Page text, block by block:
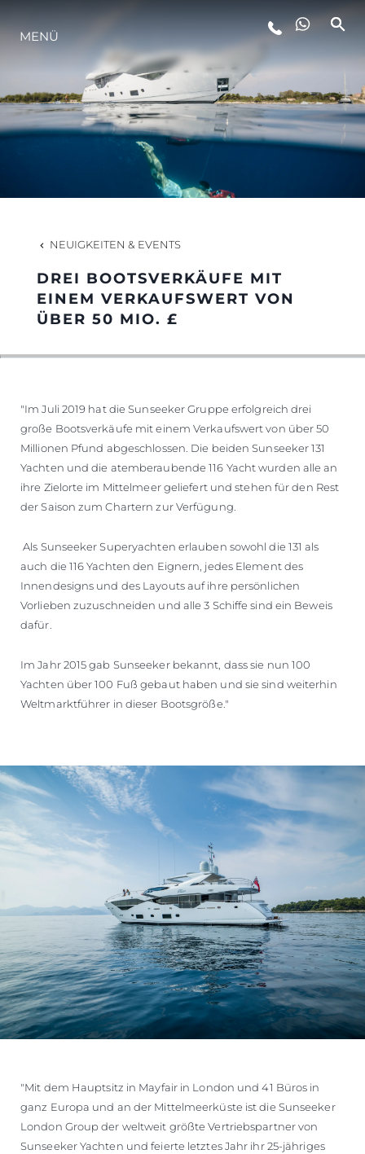
LIFESTYLE
INNOVATION
DIE FIRMA
DAS TEAM
GESCHICHTE
BEWERTEN SIE IHR BOOT
MENÜ
NEUIGKEITEN & EVENTS
DREI BOOTSVERKÄUFE MIT
EINEM VERKAUFSWERT VON
ÜBER 50 MIO. £
"Im Juli 2019 hat die Sunseeker Gruppe erfolgreich drei
große Bootsverkäufe mit einem Verkaufswert von über 50
Millionen Pfund abgeschlossen. Die beiden Sunseeker 131
Yachten und die atemberaubende 116 Yacht wurden alle an
ihre Zielorte im Mittelmeer geliefert und stehen für den Rest
der Saison zum Chartern zur Verfügung.
Als Sunseeker Superyachten erlauben sowohl die 131 als
auch die 116 Yachten den Eignern, jedes Element des
Innendesigns und des Layouts auf ihre persönlichen
Vorlieben zuzuschneiden und alle 3 Schiffe sind ein Beweis
dafür.
Im Jahr 2015 gab Sunseeker bekannt, dass sie nun 100
Yachten über 100 Fuß gebaut haben und sie sind weiterhin
Weltmarktführer in dieser Bootsgröße."
"Mit dem Hauptsitz in Mayfair in London und 41 Büros in
ganz Europa und an der Mittelmeerküste ist die Sunseeker
London Group der weltweit größte Vertriebspartner von
Sunseeker Yachten und feierte letztes Jahr ihr 25-jähriges